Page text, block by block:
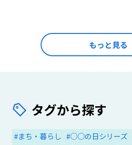
もっと見る
タグから探す
#まち・暮らし #○○の日シリーズ